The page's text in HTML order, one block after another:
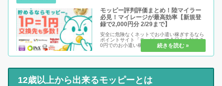
モッピー評判評価まとめ！陸マイラー
必見！マイレージが最高効率【新規登
録で2,000円分 2/29まで】
安全に危険なくネットでお小遣い稼ぎするなら
ポイントサイト「モッピー」で今日から始める
0円でのお小遣い稼ぎ！パソコンかスマホさえ
あれば、毎日コツコツから一気にドカンと数万
円稼ぐことも可能なモッピーです。なぜ安全な
12歳以上から出来るモッピーとは